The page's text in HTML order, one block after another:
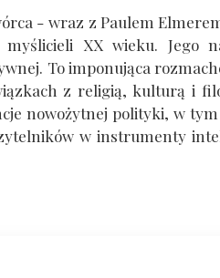
- wraz z Paulem
XX wieku. Jego
To imponująca
z religią, kulturą i
nowożytnej polityki, w
w instrumenty